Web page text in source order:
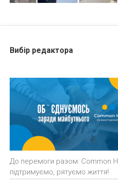
Вибір редактора
До перемоги разом: Common
підтримуємо, рятуємо життя!